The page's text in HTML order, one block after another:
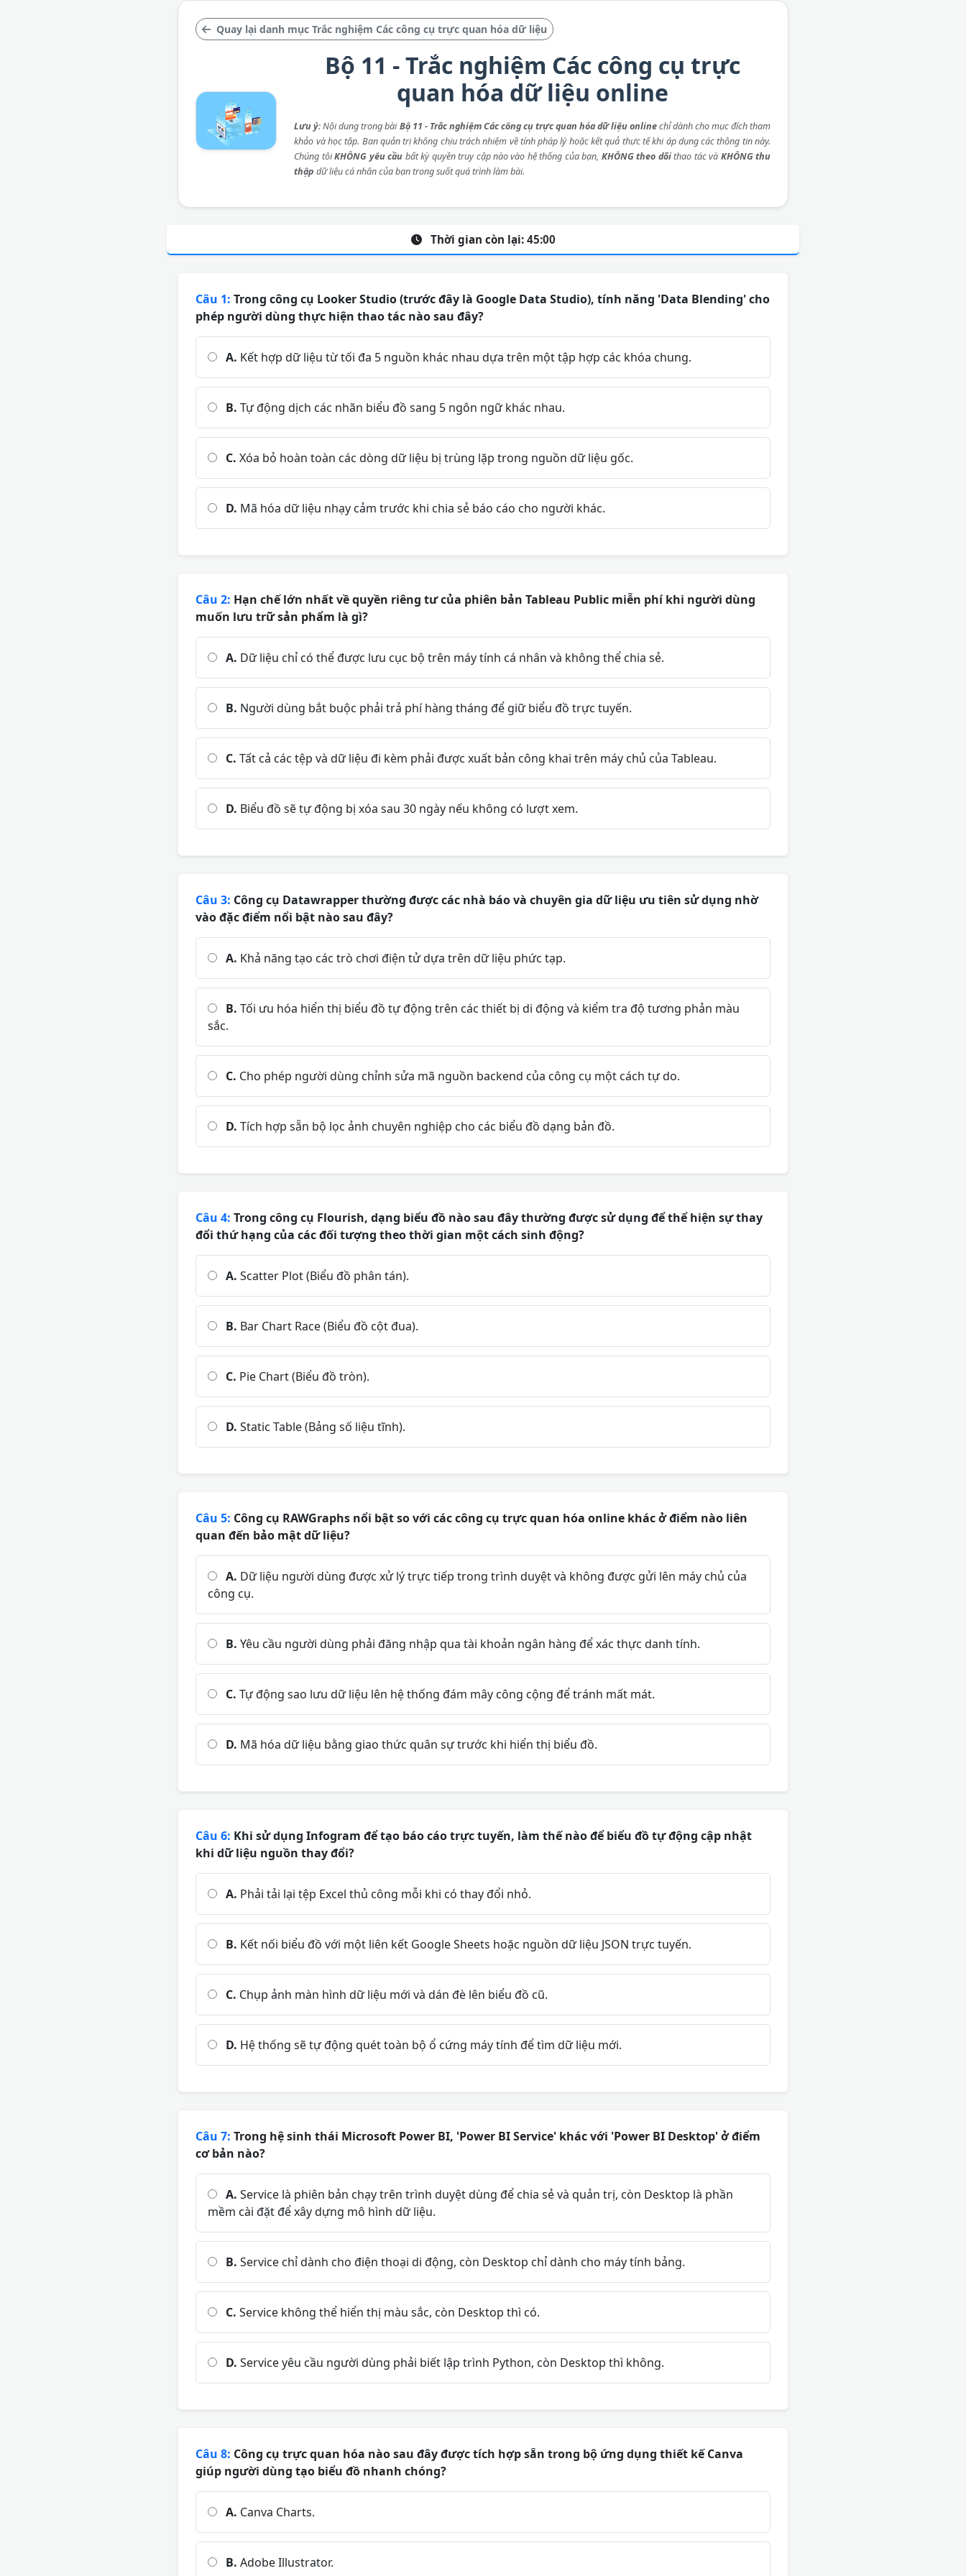
Quay lại danh mục Trắc nghiệm Các công cụ trực quan hóa dữ liệu
Bộ 11 - Trắc nghiệm Các công cụ trực
quan hóa dữ liệu online
Lưu ý: Nội dung trong bàiBộ 11 - Trắc nghiệm Các công cụ trực quan hóa dữ liệu onlinechỉ dành cho mục đích tham
khảo và học tập. Ban quản trị không chịu trách nhiệm về tính pháp lý hoặc kết quả thực tế khi áp dụng các thông tin này.
Chúng tôiKHÔNG yêu cầu bất kỳ quyền truy cập nào vào hệ thống của bạn, KHÔNG theo dõithao tác và KHÔNG thu
thập dữ liệu cá nhân của bạn trong suốt quá trình làm bài.
Thời gian còn lại: 45:00
Câu 1: Trong công cụ Looker Studio (trước đây là Google Data Studio), tính năng 'Data Blending' cho
phép người dùng thực hiện thao tác nào sau đây?
A. Kết hợp dữ liệu từ tối đa 5 nguồn khác nhau dựa trên một tập hợp các khóa chung.
B. Tự động dịch các nhãn biểu đồ sang 5 ngôn ngữ khác nhau.
C. Xóa bỏ hoàn toàn các dòng dữ liệu bị trùng lặp trong nguồn dữ liệu gốc.
D. Mã hóa dữ liệu nhạy cảm trước khi chia sẻ báo cáo cho người khác.
Câu 2: Hạn chế lớn nhất về quyền riêng tư của phiên bản Tableau Public miễn phí khi người dùng
muốn lưu trữ sản phẩm là gì?
A. Dữ liệu chỉ có thể được lưu cục bộ trên máy tính cá nhân và không thể chia sẻ.
B. Người dùng bắt buộc phải trả phí hàng tháng để giữ biểu đồ trực tuyến.
C. Tất cả các tệp và dữ liệu đi kèm phải được xuất bản công khai trên máy chủ của Tableau.
D. Biểu đồ sẽ tự động bị xóa sau 30 ngày nếu không có lượt xem.
Câu 3: Công cụ Datawrapper thường được các nhà báo và chuyên gia dữ liệu ưu tiên sử dụng nhờ
vào đặc điểm nổi bật nào sau đây?
A. Khả năng tạo các trò chơi điện tử dựa trên dữ liệu phức tạp.
B. Tối ưu hóa hiển thị biểu đồ tự động trên các thiết bị di động và kiểm tra độ tương phản màu
sắc.
C. Cho phép người dùng chỉnh sửa mã nguồn backend của công cụ một cách tự do.
D. Tích hợp sẵn bộ lọc ảnh chuyên nghiệp cho các biểu đồ dạng bản đồ.
Câu 4: Trong công cụ Flourish, dạng biểu đồ nào sau đây thường được sử dụng để thể hiện sự thay
đổi thứ hạng của các đối tượng theo thời gian một cách sinh động?
A. Scatter Plot (Biểu đồ phân tán).
B. Bar Chart Race (Biểu đồ cột đua).
C. Pie Chart (Biểu đồ tròn).
D. Static Table (Bảng số liệu tĩnh).
Câu 5: Công cụ RAWGraphs nổi bật so với các công cụ trực quan hóa online khác ở điểm nào liên
quan đến bảo mật dữ liệu?
A. Dữ liệu người dùng được xử lý trực tiếp trong trình duyệt và không được gửi lên máy chủ của
công cụ.
B. Yêu cầu người dùng phải đăng nhập qua tài khoản ngân hàng để xác thực danh tính.
C. Tự động sao lưu dữ liệu lên hệ thống đám mây công cộng để tránh mất mát.
D. Mã hóa dữ liệu bằng giao thức quân sự trước khi hiển thị biểu đồ.
Câu 6: Khi sử dụng Infogram để tạo báo cáo trực tuyến, làm thế nào để biểu đồ tự động cập nhật
khi dữ liệu nguồn thay đổi?
A. Phải tải lại tệp Excel thủ công mỗi khi có thay đổi nhỏ.
B. Kết nối biểu đồ với một liên kết Google Sheets hoặc nguồn dữ liệu JSON trực tuyến.
C. Chụp ảnh màn hình dữ liệu mới và dán đè lên biểu đồ cũ.
D. Hệ thống sẽ tự động quét toàn bộ ổ cứng máy tính để tìm dữ liệu mới.
Câu 7: Trong hệ sinh thái Microsoft Power BI, 'Power BI Service' khác với 'Power BI Desktop' ở điểm
cơ bản nào?
A. Service là phiên bản chạy trên trình duyệt dùng để chia sẻ và quản trị, còn Desktop là phần
mềm cài đặt để xây dựng mô hình dữ liệu.
B. Service chỉ dành cho điện thoại di động, còn Desktop chỉ dành cho máy tính bảng.
C. Service không thể hiển thị màu sắc, còn Desktop thì có.
D. Service yêu cầu người dùng phải biết lập trình Python, còn Desktop thì không.
Câu 8: Công cụ trực quan hóa nào sau đây được tích hợp sẵn trong bộ ứng dụng thiết kế Canva
giúp người dùng tạo biểu đồ nhanh chóng?
A. Canva Charts.
B. Adobe Illustrator.